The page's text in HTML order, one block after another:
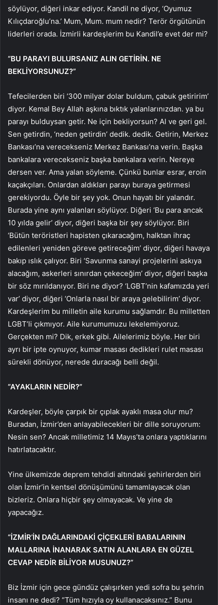
söylüyor, diğeri inkar ediyor. Kandil ne diyor, ‘Oyumuz
Kılıçdaroğlu’na.’ Mum, Mum. mum nedir? Terör örgütünün
liderleri orada. İzmirli kardeşlerim bu Kandil’e evet der mi?
“BU PARAYI BULURSANIZ ALIN GETİRİN. NE
BEKLİYORSUNUZ?”
Tefecilerden biri ‘300 milyar dolar buldum, çabuk getiririm’
diyor. Kemal Bey Allah aşkına bıktık yalanlarınızdan. ya bu
parayı bulduysan getir. Ne için bekliyorsun? Al ve geri gel.
Sen getirdin, ‘neden getirdin’ dedik. dedik. Getirin, Merkez
Bankası’na verecekseniz Merkez Bankası’na verin. Başka
bankalara verecekseniz başka bankalara verin. Nereye
dersen ver. Ama yalan söyleme. Çünkü bunlar esrar, eroin
kaçakçıları. Onlardan aldıkları parayı buraya getirmesi
gerekiyordu. Öyle bir şey yok. Onun hayatı bir yalandır.
Burada yine aynı yalanları söylüyor. Diğeri ‘Bu para ancak
10 yılda gelir’ diyor, diğeri başka bir şey söylüyor. Biri
‘Bütün teröristleri hapisten çıkaracağım, halktan ihraç
edilenleri yeniden göreve getireceğim’ diyor, diğeri havaya
bakıp ıslık çalıyor. Biri ‘Savunma sanayi projelerini askıya
alacağım, askerleri sınırdan çekeceğim’ diyor, diğeri başka
bir söz mırıldanıyor. Biri ne diyor? ‘LGBT’nin kafamızda yeri
var’ diyor, diğeri ‘Onlarla nasıl bir araya gelebilirim’ diyor.
Kardeşlerim bu milletin aile kurumu sağlamdır. Bu milletten
LGBT’li çıkmıyor. Aile kurumumuzu lekelemiyoruz.
Gerçekten mi? Dik, erkek gibi. Ailelerimiz böyle. Her biri
ayrı bir ipte oynuyor, kumar masası dedikleri rulet masası
sürekli dönüyor, nerede duracağı belli değil.
“AYAKLARIN NEDİR?”
Kardeşler, böyle çarpık bir çıplak ayaklı masa olur mu?
Buradan, İzmir’den anlayabilecekleri bir dille soruyorum:
Nesin sen? Ancak milletimiz 14 Mayıs’ta onlara yaptıklarını
hatırlatacaktır.
Yine ülkemizde deprem tehdidi altındaki şehirlerden biri
olan İzmir’in kentsel dönüşümünü tamamlayacak olan
bizleriz. Onlara hiçbir şey olmayacak. Ve yine de
yapacağız.
“İZMİR’İN DAĞLARINDAKİ ÇİÇEKLERİ BABALARININ
MALLARINA İNANARAK SATIN ALANLARA EN GÜZEL
CEVAP NEDİR BİLİYOR MUSUNUZ?”
Biz İzmir için gece gündüz çalışırken yedi sofra bu şehrin
insanı ne dedi? “Tüm hızıyla oy kullanacaksınız.” Bunu